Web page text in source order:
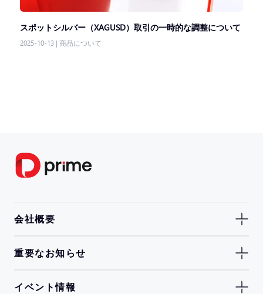
スポットシルバー（XAGUSD）取引の一時的な調整について
2025-10-13 | 商品について
会社概要
重要なお知らせ
イベント情報